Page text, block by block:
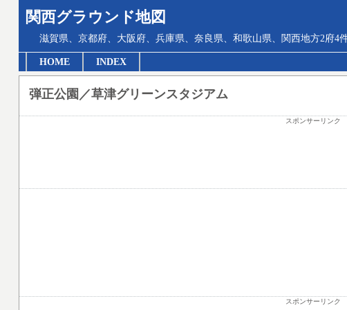
関西グラウンド地図
滋賀県、京都府、大阪府、兵庫県、奈良県、和歌山県、関西地方2府4
HOME INDEX
弾正公園／草津グリーンスタジアム
スポンサーリンク
スポンサーリンク